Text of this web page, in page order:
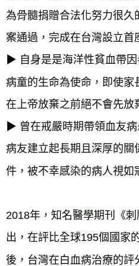
為骨髓捐贈合法化努力很久
案通過，完成在台灣設立首
▶︎ 自身是是海洋性貧血帶
病童的生命為使命，即使家
在上帝放棄之前絕不會先放
▶︎ 曾在戒嚴時期帶領血友
病友建立起長期且深厚的關
2018年，知名醫學期刊《
出，在評比全球195個國家
後，台灣在白血病治療的評